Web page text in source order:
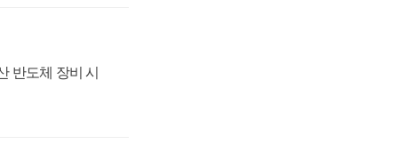
반도체 장비 시